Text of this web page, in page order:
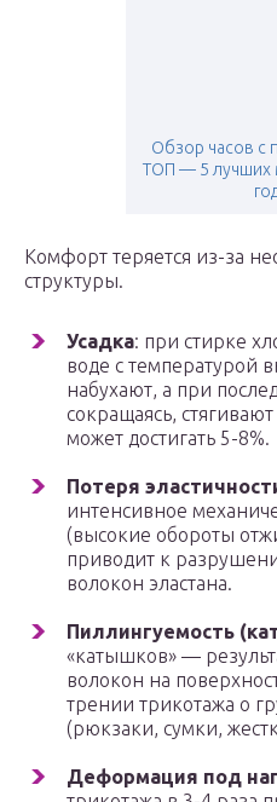
Обзор часов с
ТОП — 5 лучших
Комфорт теряется из-за
структуры.
Усадка: при стирке
воде с температурой
набухают, а при
сокращаясь,
может достигать 5-8%.
Потеря
интенсивное
(высокие обороты
приводит к
волокон эластана.
Пиллингуемость
«катышков» —
волокон на
трении трикотажа о
(рюкзаки, сумки,
Деформация под